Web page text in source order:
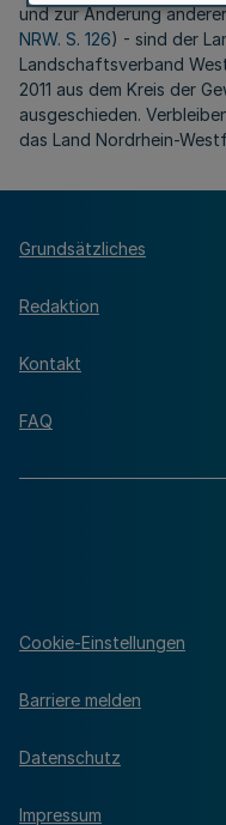
und zur Änderung
NRW. S. 126) - sind der
Landschaftsverband
2011 aus dem Kreis der
ausgeschieden.
das Land Nordrhein-
Grundsätzliches
Redaktion
Kontakt
FAQ
Cookie-Einstellungen
Barriere melden
Datenschutz
Impressum